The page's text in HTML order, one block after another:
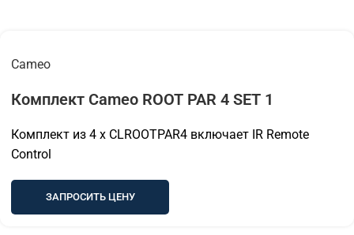
Cameo
Комплект Cameo ROOT PAR 4 SET 1
Комплект из 4 x CLROOTPAR4 включает IR Remote
Control
ЗАПРОСИТЬ ЦЕНУ